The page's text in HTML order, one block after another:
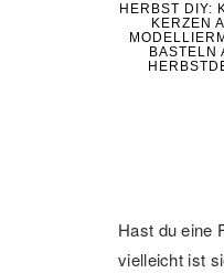
HERBST DIY:
KERZEN
BASTELN
Hast du eine
vielleicht ist